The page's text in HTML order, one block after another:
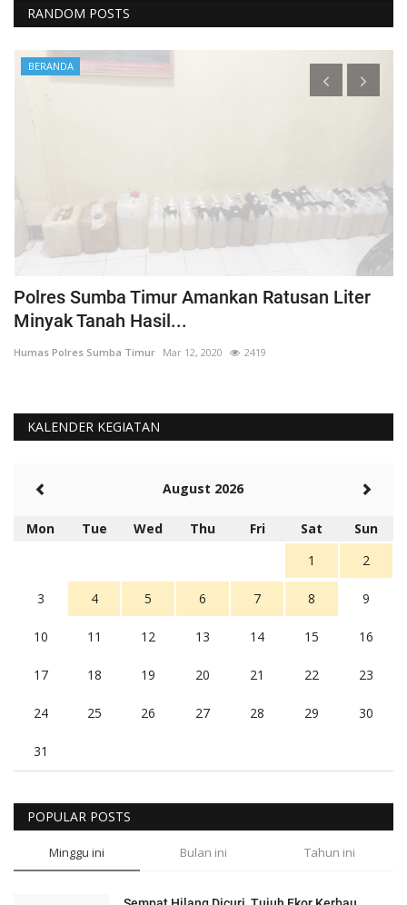
RANDOM POSTS
BERANDA
Polres Sumba Timur Amankan Ratusan Liter
Minyak Tanah Hasil...
Humas Polres Sumba Timur Mar 12, 2020 2419
KALENDER KEGIATAN
August 2026
Mon Tue Wed Thu Fri Sat
Sun
1
2
3 4 5 6 7 8 9
10 11 12 13 14 15 16
17 18 19 20 21 22 23
24 25 26 27 28 29 30
31
POPULAR POSTS
Minggu ini Bulan ini Tahun ini